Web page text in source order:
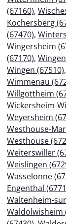
(67160),
Kochersberg
(67470),
Wingersheim
(67170),
Wingen (67510),
Wimmenau
Willgottheim
Wickersheim-
Weyersheim
Westhouse-
Westhouse
Weiterswiller
Weislingen
Wasselonne
Engenthal
Waltenheim-
Waldolwisheim